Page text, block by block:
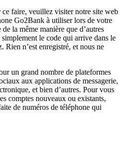
ce faire, veuillez visiter notre site web
Go2Bank à utiliser lors de votre
la même manière que d’autres
le code qui arrive dans le
Rien n’est enregistré, et nous ne
un grand nombre de plateformes
aux applications de messagerie,
et bien d’autres. Pour vous
comptes nouveaux ou existants,
de numéros de téléphone qui